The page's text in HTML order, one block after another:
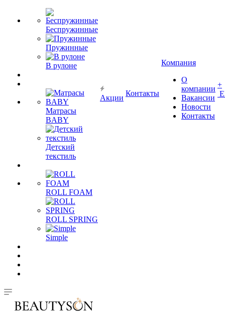
Беспружинные
Пружинные
В рулоне
Матрасы
BABY
Детский
текстиль
ROLL FOAM
ROLL SPRING
Simple
Акции
Контакты
Компания
О
компании
Вакансии
Новости
Контакты
+